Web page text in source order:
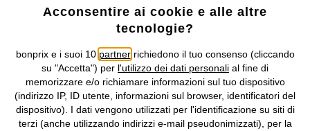
I prezzi sono IVA inclusa. Non includonole spese di spedizione e i
Condizioni di vendita Accessibilità
Informativa privacy e cookie Gestione dei cookie
Informazioni legali Diritto di recesso
Acconsentire ai cookie e alle altre
tecnologie?
bonprix e i suoi 10 partnerrichiedono il tuo consenso (cliccando
su "Accetta") per l'utilizzo dei dati personali al fine di
memorizzare e/o richiamare informazioni sul tuo dispositivo
(indirizzo IP, ID utente, informazioni sul browser, identificatori del
dispositivo). I dati vengono utilizzati per l'identificazione su siti di
terzi (anche utilizzando indirizzi e-mail pseudonimizzati), per la